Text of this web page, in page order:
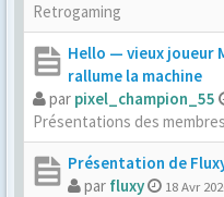
Retrogaming
Hello — vieux joueur
rallume la machine
par pixel_champion_55
Présentations des membres
Présentation de
par fluxy 18 Avr